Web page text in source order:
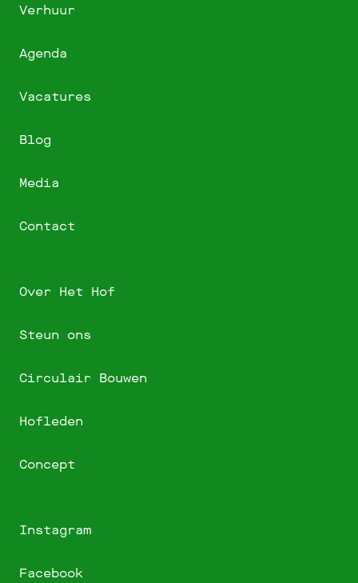
Verhuur
Agenda
Vacatures
Blog
Media
Contact
Over Het Hof
Steun ons
Circulair Bouwen
Hofleden
Concept
Instagram
Facebook